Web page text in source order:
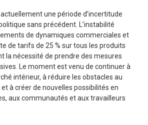
actuellement une période d’incertitude
sans précédent. L’instabilité
de dynamiques commerciales et
de tarifs de 25 % sur tous les produits
la nécessité de prendre des mesures
Le moment est venu de continuer à
intérieur, à réduire les obstacles au
à créer de nouvelles possibilités en
aux communautés et aux travailleurs